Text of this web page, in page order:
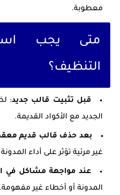
معطوبة.
متى يجب
التنظيف؟
قبل تثبيت قالب جديد:
الجديد مع الأكواد القديمة.
بعد حذف قالب قديم
غير مرئية تؤثر على أداء
عند مواجهة مشاكل في
المدونة أو أخطاء غير مفهومة.